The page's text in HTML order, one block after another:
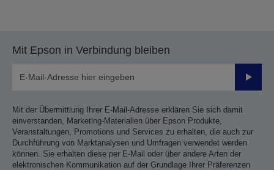
Mit Epson in Verbindung bleiben
Mit der Übermittlung Ihrer E-Mail-Adresse erklären Sie sich damit
einverstanden, Marketing-Materialien über Epson Produkte,
Veranstaltungen, Promotions und Services zu erhalten, die auch zur
Durchführung von Marktanalysen und Umfragen verwendet werden
können. Sie erhalten diese per E-Mail oder über andere Arten der
elektronischen Kommunikation auf der Grundlage Ihrer Präferenzen